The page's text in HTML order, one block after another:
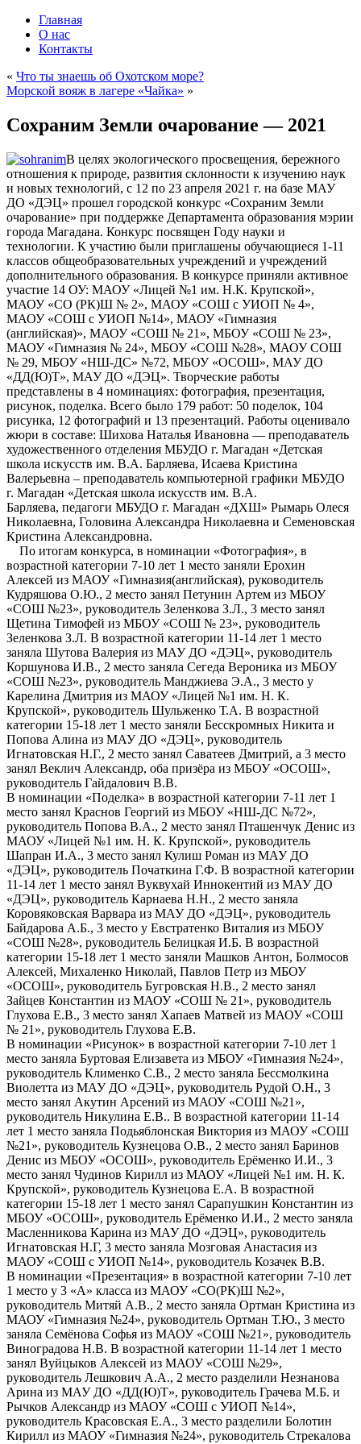
Главная
О нас
Контакты
« Что ты знаешь об Охотском море?
Морской вояж в лагере «Чайка» »
Сохраним Земли очарование — 2021
В целях экологического просвещения, бережного
отношения к природе, развития склонности к изучению наук
и новых технологий, с 12 по 23 апреля 2021 г. на базе МАУ
ДО «ДЭЦ» прошел городской конкурс «Сохраним Земли
очарование» при поддержке Департамента образования мэрии
города Магадана. Конкурс посвящен Году науки и
технологии. К участию были приглашены обучающиеся 1-11
классов общеобразовательных учреждений и учреждений
дополнительного образования. В конкурсе приняли активное
участие 14 ОУ: МАОУ «Лицей №1 им. Н.К. Крупской»,
МАОУ «СО (РК)Ш № 2», МАОУ «СОШ с УИОП № 4»,
МАОУ «СОШ с УИОП №14», МАОУ «Гимназия
(английская)», МАОУ «СОШ № 21», МБОУ «СОШ № 23»,
МАОУ «Гимназия № 24», МБОУ «СОШ №28», МАОУ СОШ
№ 29, МБОУ «НШ-ДС» №72, МБОУ «ОСОШ», МАУ ДО
«ДД(Ю)Т», МАУ ДО «ДЭЦ». Творческие работы
представлены в 4 номинациях: фотография, презентация,
рисунок, поделка. Всего было 179 работ: 50 поделок, 104
рисунка, 12 фотографий и 13 презентаций. Работы оценивало
жюри в составе: Шихова Наталья Ивановна — преподаватель
художественного отделения МБУДО г. Магадан «Детская
школа искусств им. В.А. Барляева, Исаева Кристина
Валерьевна – преподаватель компьютерной графики МБУДО
г. Магадан «Детская школа искусств им. В.А.
Барляева, педагоги МБУДО г. Магадан «ДХШ» Рымарь Олеся
Николаевна, Головина Александра Николаевна и Семеновская
Кристина Александровна.
По итогам конкурса, в номинации «Фотография», в
возрастной категории 7-10 лет 1 место заняли Ерохин
Алексей из МАОУ «Гимназия(английская), руководитель
Кудряшова О.Ю., 2 место занял Петунин Артем из МБОУ
«СОШ №23», руководитель Зеленкова З.Л., 3 место занял
Щетина Тимофей из МБОУ «СОШ № 23», руководитель
Зеленкова З.Л. В возрастной категории 11-14 лет 1 место
заняла Шутова Валерия из МАУ ДО «ДЭЦ», руководитель
Коршунова И.В., 2 место заняла Сегеда Вероника из МБОУ
«СОШ №23», руководитель Манджиева Э.А., 3 место у
Карелина Дмитрия из МАОУ «Лицей №1 им. Н. К.
Крупской», руководитель Шульженко Т.А. В возрастной
категории 15-18 лет 1 место заняли Бесскромных Никита и
Попова Алина из МАУ ДО «ДЭЦ», руководитель
Игнатовская Н.Г., 2 место занял Саватеев Дмитрий, а 3 место
занял Веклич Александр, оба призёра из МБОУ «ОСОШ»,
руководитель Гайдалович В.В.
В номинации «Поделка» в возрастной категории 7-11 лет 1
место занял Краснов Георгий из МБОУ «НШ-ДС №72»,
руководитель Попова В.А., 2 место занял Пташенчук Денис из
МАОУ «Лицей №1 им. Н. К. Крупской», руководитель
Шапран И.А., 3 место занял Кулиш Роман из МАУ ДО
«ДЭЦ», руководитель Початкина Г.Ф. В возрастной категории
11-14 лет 1 место занял Вуквухай Иннокентий из МАУ ДО
«ДЭЦ», руководитель Карнаева Н.Н., 2 место заняла
Коровяковская Варвара из МАУ ДО «ДЭЦ», руководитель
Байдарова А.Б., 3 место у Евстратенко Виталия из МБОУ
«СОШ №28», руководитель Белицкая И.Б. В возрастной
категории 15-18 лет 1 место заняли Машков Антон, Болмосов
Алексей, Михаленко Николай, Павлов Петр из МБОУ
«ОСОШ», руководитель Бугровская Н.В., 2 место занял
Зайцев Константин из МАОУ «СОШ № 21», руководитель
Глухова Е.В., 3 место занял Хапаев Матвей из МАОУ «СОШ
№ 21», руководитель Глухова Е.В.
В номинации «Рисунок» в возрастной категории 7-10 лет 1
место заняла Буртовая Елизавета из МБОУ «Гимназия №24»,
руководитель Клименко С.В., 2 место заняла Бессмолкина
Виолетта из МАУ ДО «ДЭЦ», руководитель Рудой О.Н., 3
место занял Акутин Арсений из МАОУ «СОШ №21»,
руководитель Никулина Е.В.. В возрастной категории 11-14
лет 1 место заняла Подьяблонская Виктория из МАОУ «СОШ
№21», руководитель Кузнецова О.В., 2 место занял Баринов
Денис из МБОУ «ОСОШ», руководитель Ерёменко И.И., 3
место занял Чудинов Кирилл из МАОУ «Лицей №1 им. Н. К.
Крупской», руководитель Кузнецова Е.А. В возрастной
категории 15-18 лет 1 место занял Сарапушкин Константин из
МБОУ «ОСОШ», руководитель Ерёменко И.И., 2 место заняла
Масленникова Карина из МАУ ДО «ДЭЦ», руководитель
Игнатовская Н.Г, 3 место заняла Мозговая Анастасия из
МАОУ «СОШ с УИОП №14», руководитель Козачек В.В.
В номинации «Презентация» в возрастной категории 7-10 лет
1 место у 3 «А» класса из МАОУ «СО(РК)Ш №2»,
руководитель Митяй А.В., 2 место заняла Ортман Кристина из
МАОУ «Гимназия №24», руководитель Ортман Т.Ю., 3 место
заняла Семёнова Софья из МАОУ «СОШ №21», руководитель
Виноградова Н.В. В возрастной категории 11-14 лет 1 место
занял Вуйцыков Алексей из МАОУ «СОШ №29»,
руководитель Лешкович А.А., 2 место разделили Незнанова
Арина из МАУ ДО «ДД(Ю)Т», руководитель Грачева М.Б. и
Рычков Александр из МАОУ «СОШ с УИОП №14»,
руководитель Красовская Е.А., 3 место разделили Болотин
Кирилл из МАОУ «Гимназия №24», руководитель Стрекалова